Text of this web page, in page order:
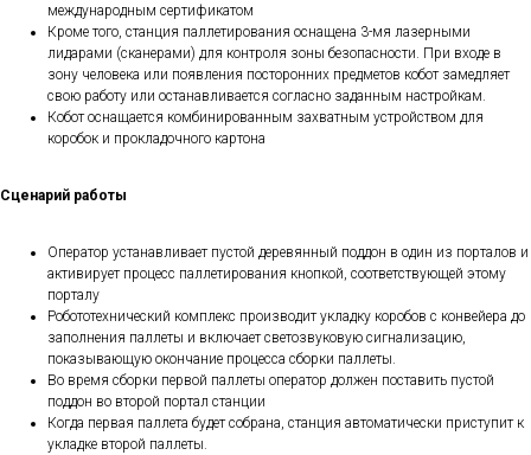
международным сертификатом
Кроме того, станция паллетирования оснащена 3-мя лазерными
лидарами (сканерами) для контроля зоны безопасности. При входе в
зону человека или появления посторонних предметов кобот замедляет
свою работу или останавливается согласно заданным настройкам.
Кобот оснащается комбинированным захватным устройством для
коробок и прокладочного картона
Сценарий работы
Оператор устанавливает пустой деревянный поддон в один из порталов и
активирует процесс паллетирования кнопкой, соответствующей этому
порталу
Робототехнический комплекс производит укладку коробов с конвейера до
заполнения паллеты и включает светозвуковую сигнализацию,
показывающую окончание процесса сборки паллеты.
Во время сборки первой паллеты оператор должен поставить пустой
поддон во второй портал станции
Когда первая паллета будет собрана, станция автоматически приступит к
укладке второй паллеты.